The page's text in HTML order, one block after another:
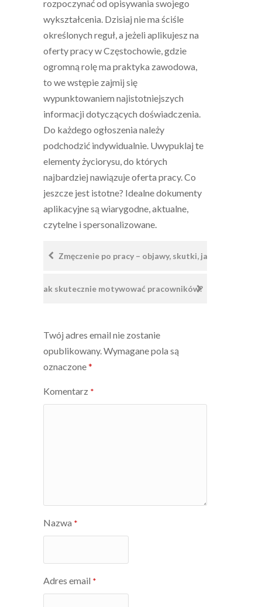
rozpoczynać od opisywania swojego
wykształcenia. Dzisiaj nie ma ściśle
określonych reguł, a jeżeli aplikujesz na
oferty pracy w Częstochowie, gdzie
ogromną rolę ma praktyka zawodowa,
to we wstępie zajmij się
wypunktowaniem najistotniejszych
informacji dotyczących doświadczenia.
Do każdego ogłoszenia należy
podchodzić indywidualnie. Uwypuklaj te
elementy życiorysu, do których
najbardziej nawiązuje oferta pracy. Co
jeszcze jest istotne? Idealne dokumenty
aplikacyjne są wiarygodne, aktualne,
czytelne i spersonalizowane.
Nawigacja
wpisu
Zmęczenie po pracy – objawy, skutki, jak sobie z nim
Jak skutecznie motywować pracowników?
Twój adres email nie zostanie
opublikowany.Wymagane pola są
oznaczone*
Komentarz *
Nazwa *
Adres email *